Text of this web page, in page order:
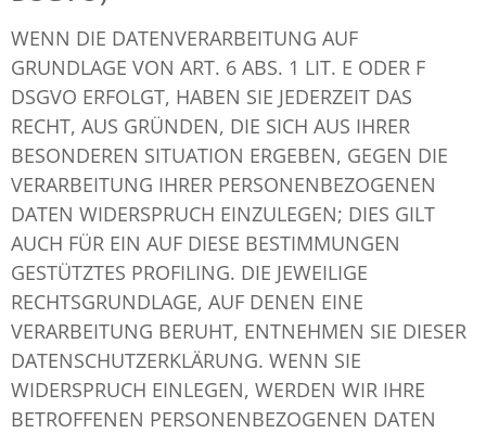
WENN DIE DATENVERARBEITUNG AUF
GRUNDLAGE VON ART. 6 ABS. 1 LIT. E ODER F
DSGVO ERFOLGT, HABEN SIE JEDERZEIT DAS
RECHT, AUS GRÜNDEN, DIE SICH AUS IHRER
BESONDEREN SITUATION ERGEBEN, GEGEN DIE
VERARBEITUNG IHRER PERSONENBEZOGENEN
DATEN WIDERSPRUCH EINZULEGEN; DIES GILT
AUCH FÜR EIN AUF DIESE BESTIMMUNGEN
GESTÜTZTES PROFILING. DIE JEWEILIGE
RECHTSGRUNDLAGE, AUF DENEN EINE
VERARBEITUNG BERUHT, ENTNEHMEN SIE DIESER
DATENSCHUTZERKLÄRUNG. WENN SIE
WIDERSPRUCH EINLEGEN, WERDEN WIR IHRE
BETROFFENEN PERSONENBEZOGENEN DATEN